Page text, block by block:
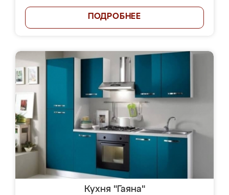
ПОДРОБНЕЕ
Кухня "Гаяна"